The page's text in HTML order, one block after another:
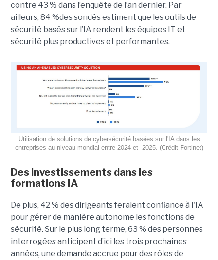
contre 43 % dans l’enquête de l’an dernier. Par
ailleurs, 84 %des sondés estiment que les outils de
sécurité basés sur l’IA rendent les équipes IT et
sécurité plus productives et performantes.
Utilisation de solutions de cybersécurité basées sur l'IA dans les
entreprises au niveau mondial entre 2024 et 2025. (Crédit Fortinet)
Des investissements dans les
formations IA
De plus, 42 % des dirigeants feraient confiance à l'IA
pour gérer de manière autonome les fonctions de
sécurité. Sur le plus long terme, 63 % des personnes
interrogées anticipent d’ici les trois prochaines
années, une demande accrue pour des rôles de